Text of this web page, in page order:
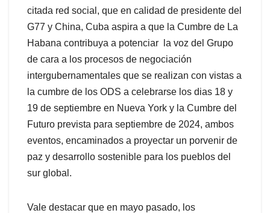
citada red social, que en calidad de presidente del
G77 y China, Cuba aspira a que la Cumbre de La
Habana contribuya a potenciar la voz del Grupo
de cara a los procesos de negociación
intergubernamentales que se realizan con vistas a
la cumbre de los ODS a celebrarse los dias 18 y
19 de septiembre en Nueva York y la Cumbre del
Futuro prevista para septiembre de 2024, ambos
eventos, encaminados a proyectar un porvenir de
paz y desarrollo sostenible para los pueblos del
sur global.
Vale destacar que en mayo pasado, los